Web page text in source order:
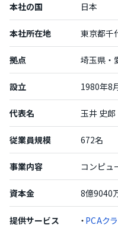
本社の国 日本
本社所在地 東京都千
拠点 埼玉県・
設立 1980年8
代表名 玉井 史郎
従業員規模 672名
事業内容 コンピュ
資本金 8億9040
提供サービス ・ PCAク